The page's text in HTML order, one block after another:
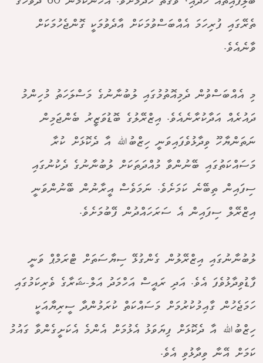
ތެރޭގައި ފުރިހަމަ އެއްބަސްވުމަކަށް އާދެވުމަކީ ގޮންޖެހުމަކަށް
ވާނެއެވެ.
މި އެއްބަސްވުން ދެމިއޮތުމުގައި ލުބުނާނުގެ މަސްލަހަތު މުހިންމު
ދައުރެއް އަދާކުރާނެއެވެ. އިޒްރޭލުގެ ބޮޑުވަޒީރު ބެންޖަމިން
ނަތަންޔާހޫ ވިދާޅުވެފައިވަނީ ހިޒްބުﷲ އާ ދެކޮޅަށް ކުރާ
މަސައްކަތުގައި ބޭނުންވާ މުއްދަތަކަށް ލުބުނާނުގެ ދެކުނުގައި
ސިފައިން ތިބޭނެ ކަމަށެވެ. ނަމަވެސް އީރާނުން ބޭނުންވަނީ
އިޒްރޭލް ސިފައިން އެ ސަރަހައްދުން ފޭބުމަށެވެ.
ލުބުނާނުގައި އިޒްރޭލުން ގެންގުޅޭ ސިޔާސަތަށް ޓްރަމްޕް ވަނީ
ފާޑުވިދާޅުވެފަ އެވެ. އަދި ރައީސް އަހްމަދު އަލް-ޝަރާގެ ވެރިކަމުގައި
ހަމަޖެހުން ގާއިމުކުރުމަށް މަސައްކަތް ކުރަމުންދާ ސީރިޔާއަކީ
ހިޒްބުﷲ އާ ދެކޮޅަށް ފިޔަވަޅު އެޅުމަށް އެންމެ އެކަށީގެންވާ ގައުމު
ކަމަށް އޭނާ ވިދާޅުވި އެވެ.